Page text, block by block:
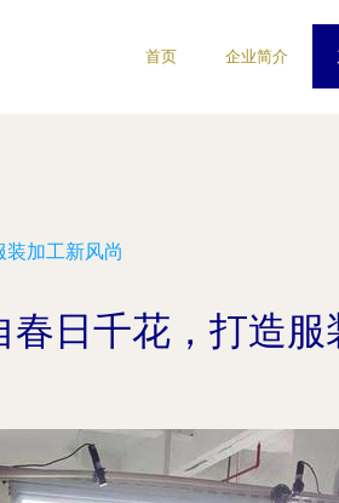
首页 企业简介
加工新风尚
日千花，打造服